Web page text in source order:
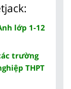
lớp 1-12
trường
THPT